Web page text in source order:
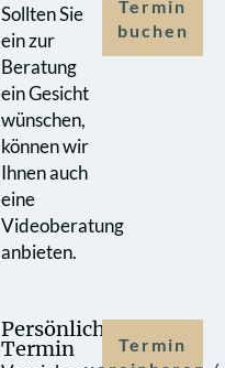
Sollten Sie
ein zur
Beratung
ein Gesicht
wünschen,
können wir
Ihnen auch
eine
Videoberatung
anbieten.
Termin
buchen
Persönlicher
Termin
Termin